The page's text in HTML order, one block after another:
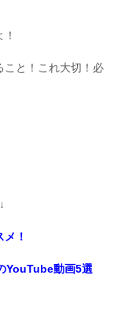
こと！これ大切！必
！
YouTube動画5選